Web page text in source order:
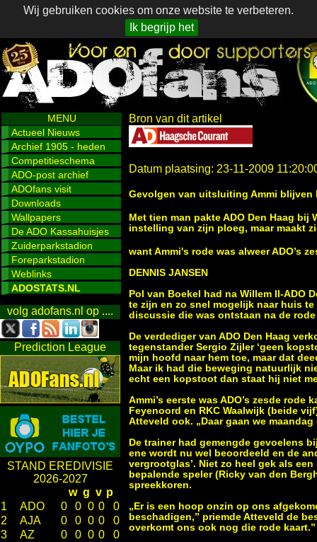
Wij gebruiken cookies om onze website te verbeteren.
Ik begrijp het
MENU
Actueel Nieuws
Archief 1905 - heden
Competitieschema
ADO-post archief
ADOfans visit
Downloads
Wallpapers
De ADO Kassahuisjes
Zuiderparkstadion
Foreparkstadion
Weblinks
ADOSTATS.NL
volg adofans.nl op ....
Prediction League
STAND EREDIVISIE
2026-2027
w g v p
1
ADO 0 0 0 0
0
2
AJA 0 0 0 0
0
3
AZ 0 0 0 0
0
Bron van dit artikel
Datum plaatsing: 23-11-2009
Gevolgen van uitsluiting Ammi blijven
Met tien man pakte ADO Den Haag
instelling van zijn ploeg, maar maakt
want Ammi's rode was alweer ADO’s
DENNIS JANSEN
Pol van Boekel had na Willem II-ADO
te zijn en zo snel mogelijk naar huis
discussie die was ontstaan na de
De verdediger van ADO Den Haag
tegenstander Sergio Zijler ‘geen
mijn hoofd naar hem toe, maar dat
Maar ik had die beweging natuurlijk
echt een kopstoot dan staat hij niet
Ammi’s eerste was ADO’s zesde
Feyenoord en RKC Waalwijk (beide
Atteveld ook. „Daar gaan we
De trainer had gemengde gevoelens
ene wordt nu wel beoordeeld en de
vergrootglas’. Niet zo heel gek als
bepalende speler (Ricky van den
spreekkoren.
„Er is een hoop onzin op ons
beschadigen,” priemde Atteveld de
overkomt ons ook nog die rode kaart.”